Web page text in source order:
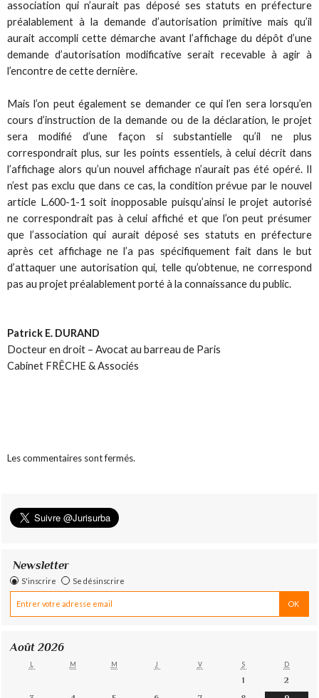
association qui n’aurait pas déposé ses statuts en préfecture
préalablement à la demande d’autorisation primitive mais qu’il
aurait accompli cette démarche avant l’affichage du dépôt d’une
demande d’autorisation modificative serait recevable à agir à
l’encontre de cette dernière.
Mais l’on peut également se demander ce qui l’en sera lorsqu’en
cours d’instruction de la demande ou de la déclaration, le projet
sera modifié d’une façon si substantielle qu’il ne plus
correspondrait plus, sur les points essentiels, à celui décrit dans
l’affichage alors qu’un nouvel affichage n’aurait pas été opéré. Il
n’est pas exclu que dans ce cas, la condition prévue par le nouvel
article L.600-1-1 soit inopposable puisqu’ainsi le projet autorisé
ne correspondrait pas à celui affiché et que l’on peut présumer
que l’association qui aurait déposé ses statuts en préfecture
après cet affichage ne l’a pas spécifiquement fait dans le but
d’attaquer une autorisation qui, telle qu’obtenue, ne correspond
pas au projet préalablement porté à la connaissance du public.
Patrick E. DURAND
Docteur en droit – Avocat au barreau de Paris
Cabinet FRÊCHE & Associés
Les commentaires sont fermés.
Newsletter
S'inscrire Se désinscrire
Août 2026
L M M J V S D
1
2